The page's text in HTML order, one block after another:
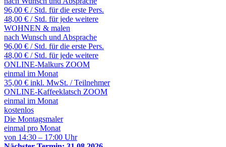
96,00 € / Std. für die erste Pers.
48,00 € / Std. für jede weitere
WOHNEN & malen
nach Wunsch und Absprache
96,00 € / Std. für die erste Pers.
48,00 € / Std. für jede weitere
ONLINE-Malkurs ZOOM
einmal im Monat
35,00 € inkl. MwSt. / Teilnehmer
ONLINE-Kaffeeklatsch ZOOM
einmal im Monat
kostenlos
Die Montagsmaler
einmal pro Monat
von 14:30 – 17:00 Uhr